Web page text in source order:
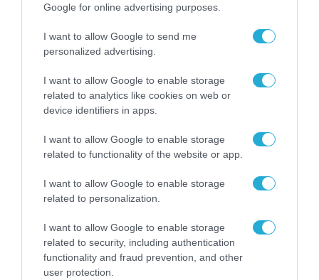
Google for online advertising purposes.
I want to allow Google to send me
personalized advertising.
I want to allow Google to enable storage
related to analytics like cookies on web or
device identifiers in apps.
I want to allow Google to enable storage
related to functionality of the website or app.
I want to allow Google to enable storage
related to personalization.
I want to allow Google to enable storage
related to security, including authentication
functionality and fraud prevention, and other
user protection.
ΕΝΕΡΓΕΙΑ